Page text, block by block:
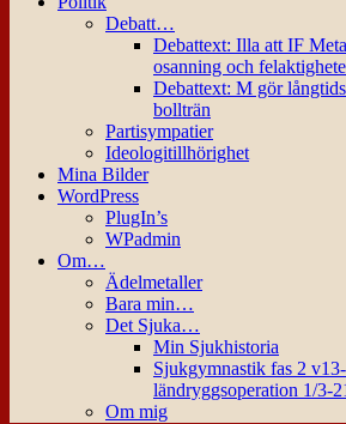
Debatt…
Debattext: Illa att IF
osanning och
Debattext: M gör
bollträn
Partisympatier
Ideologitillhörighet
Mina Bilder
WordPress
PlugIn’s
WPadmin
Om…
Ädelmetaller
Bara min…
Det Sjuka…
Min Sjukhistoria
Sjukgymnastik fas 2
ländryggsoperation 1/3-
Om mig